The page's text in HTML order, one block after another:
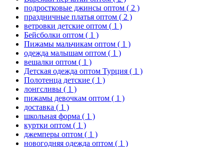
подростковые джинсы оптом ( 2 )
праздничные платья оптом ( 2 )
ветровки детские оптом ( 1 )
Бейсболки оптом ( 1 )
Пижамы мальчикам оптом ( 1 )
одежда малышам оптом ( 1 )
вешалки оптом ( 1 )
Детская одежда оптом Турция ( 1 )
Полотенца детские ( 1 )
лонгсливы ( 1 )
пижамы девочкам оптом ( 1 )
доставка ( 1 )
школьная форма ( 1 )
куртки оптом ( 1 )
джемперы оптом ( 1 )
новогодняя одежда оптом ( 1 )